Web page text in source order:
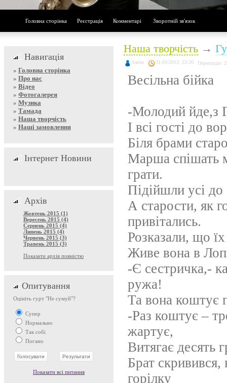
Головна сторінка Реєстрація Комментарі Зворотній зв'язок
Навигація
» Головна сторінка
» Про нас
» Відео
» Фотогалерея
» Музика
» Тамада
» Наша творчість
» Наші замовлення
Інтернет Новини
Архів
Жовтень 2015 (1)
Вересень 2015 (4)
Серпень 2015 (4)
Липень 2015 (4)
Червень 2015 (3)
Травень 2015 (3)
Показати архів повністю
Опитування
Оцініть гурт "Не сумуй"?
Супер
Нормально
Так собі
Погано
Показати всі питання
Наша творчість →
Sasha 31-03-2013, 23:26 Переглядів:
Весільна бійка
-Молодий йде,з
І всі гості до
Біля брами
Марша спішать
грати.
Підійшли усі
А старости, як
привітались.
Розказали, що
Живе вона в
-Є сестричка,-
ружа!
Та вона коштує
-Раз коштує –
жартує,
Витягає десять
Брат
горілку